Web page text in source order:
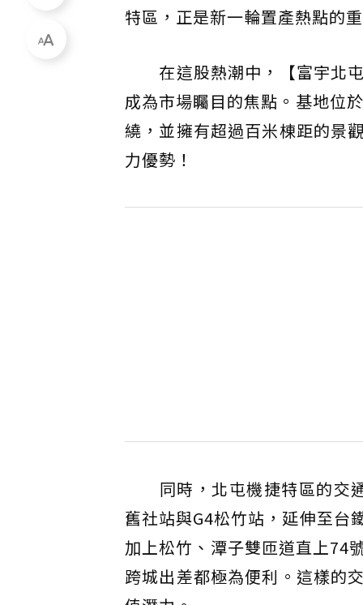
特區，正是新一輪置產熱點的
在這股熱潮中，【富宇北屯
成為市場矚目的焦點。基地位
繞，並擁有超過百米棟距的景
力優勢！
同時，北屯機捷特區的交通
舊社站與G4松竹站，延伸至台
加上松竹、潭子雙匝道直上74
跨城出差都極為便利。這樣的